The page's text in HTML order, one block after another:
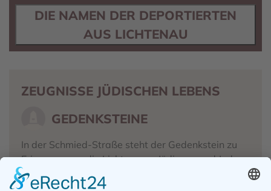
DIE NAMEN DER DEPORTIERTEN
AUS LICHTENAU
ZEUGNISSE JÜDISCHEN LEBENS
GEDENKSTEINE
In der Schmied-Straße steht der Gedenkstein zu
Erinnerung an die Lichtenauer Jüdinnen und Juden.